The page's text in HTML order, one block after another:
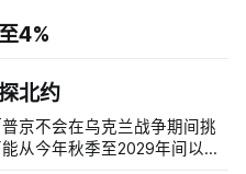
4%
北约
京不会在乌克兰战争期间挑
从今年秋季至2029年间以网